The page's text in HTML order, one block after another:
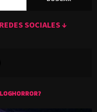
SOCIALES ↓